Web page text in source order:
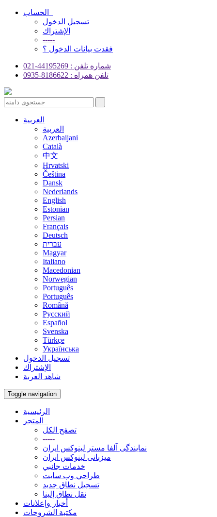
تسجيل الدخول
الإشتراك
-----
فقدت بيانات الدخول ؟
شماره تلفن : 44195269-021
تلفن همراه : 8186622-0935
العربية
العربية
Azerbaijani
Català
中文
Hrvatski
Čeština
Dansk
Nederlands
English
Estonian
Persian
Français
Deutsch
עברית
Magyar
Italiano
Macedonian
Norwegian
Português
Português
Română
Русский
Español
Svenska
Türkçe
Українська
تسجيل الدخول
الإشتراك
شاهد العربة
Toggle navigation
الرئيسية
تصفح الكل
-----
نمایندگی آلفا مستر لینوکس ایران
میزبانی لینوکس ایران
خدمات جانبي
طراحي وب سايت
تسجيل نطاق جديد
نقل نطاق إلينا
أخبار وإعلانات
مكتبة الشروحات